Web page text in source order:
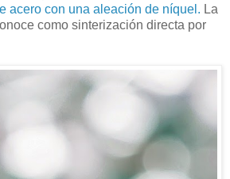
acero con una aleación de níquel. La
como sinterización directa por